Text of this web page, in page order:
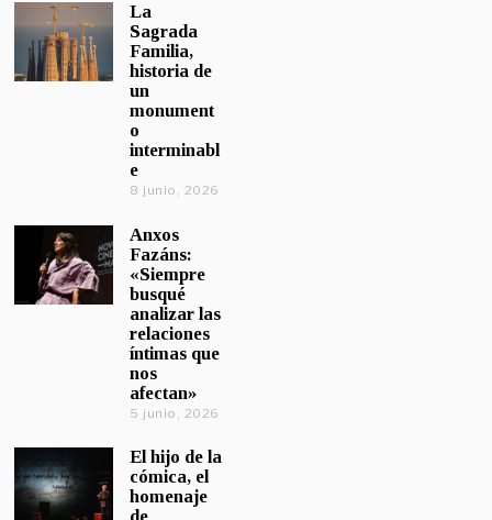
La
Sagrada
Familia,
historia de
un
monument
o
interminabl
e
8 junio, 2026
Anxos
Fazáns:
«Siempre
busqué
analizar las
relaciones
íntimas que
nos
afectan»
5 junio, 2026
El hijo de la
cómica, el
homenaje